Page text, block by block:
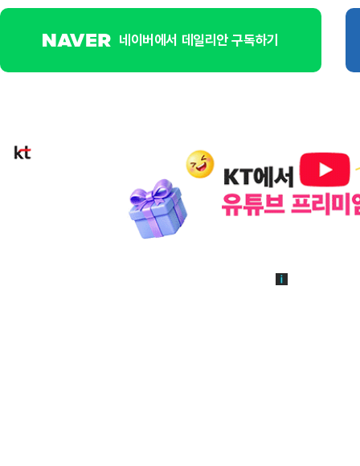
네이버에서 데일리안 구독하기